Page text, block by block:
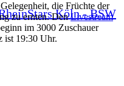
Köln - BSW
die Früchte der
zu ernten. DenLivestream
im 3000 Zuschauer
ist 19:30 Uhr.